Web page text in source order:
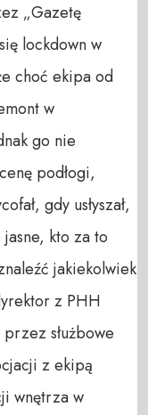
„Gazetę
lockdown w
choć ekipa od
w
go nie
podłogi,
gdy usłyszał,
kto za to
jakiekolwiek
z PHH
służbowe
z ekipą
wnętrza w